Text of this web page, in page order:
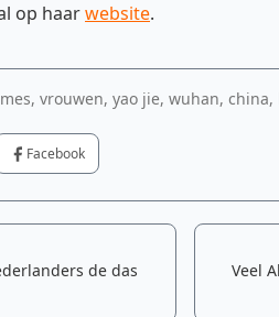
op haarwebsite.
vrouwen, yao jie, wuhan,
Facebook
de das
Veel